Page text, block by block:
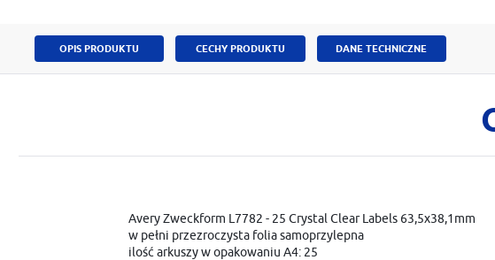
OPIS PRODUKTU CECHY PRODUKTU DANE TECHNICZNE
Avery Zweckform L7782 - 25 Crystal Clear Labels 63,5x38,1mm
w pełni przezroczysta folia samoprzylepna
ilość arkuszy w opakowaniu A4: 25